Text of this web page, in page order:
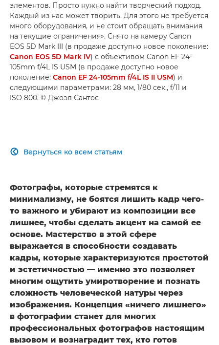
элементов. Просто нужно найти творческий подход.
Каждый из нас может творить. Для этого не требуется
много оборудования, и не стоит обращать внимания
на текущие ограничения». Снято на камеру Canon
EOS 5D Mark III (в продаже доступно новое поколение:
Canon EOS 5D Mark IV) с объективом Canon EF 24-
105mm f/4L IS USM (в продаже доступно новое
поколение: Canon EF 24-105mm f/4L IS II USM) и
следующими параметрами: 28 мм, 1/80 сек., f/11 и
ISO 800. © Джоэл Сантос
Вернуться ко всем статьям

Фотографы, которые стремятся к
минимализму, не боятся лишить кадр чего-
то важного и убирают из композиции все
лишнее, чтобы сделать акцент на самой ее
основе. Мастерство в этой сфере
выражается в способности создавать
кадры, которые характеризуются простотой
и эстетичностью — именно это позволяет
многим ощутить умиротворение и познать
сложность человеческой натуры через
изображения. Концепция «ничего лишнего»
в фотографии станет для многих
профессиональных фотографов настоящим
вызовом и вознаградит тех, кто готов